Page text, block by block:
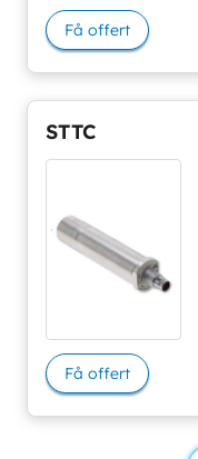
Få offert
STTC
Få offert